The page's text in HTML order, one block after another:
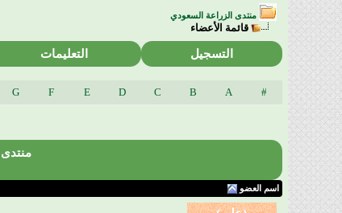
منتدى الزراعة السعودي
قائمة الأعضاء
التسجيل التعليمات
#
A
B
C
D
E
F
G
منتدى
اسم العضو